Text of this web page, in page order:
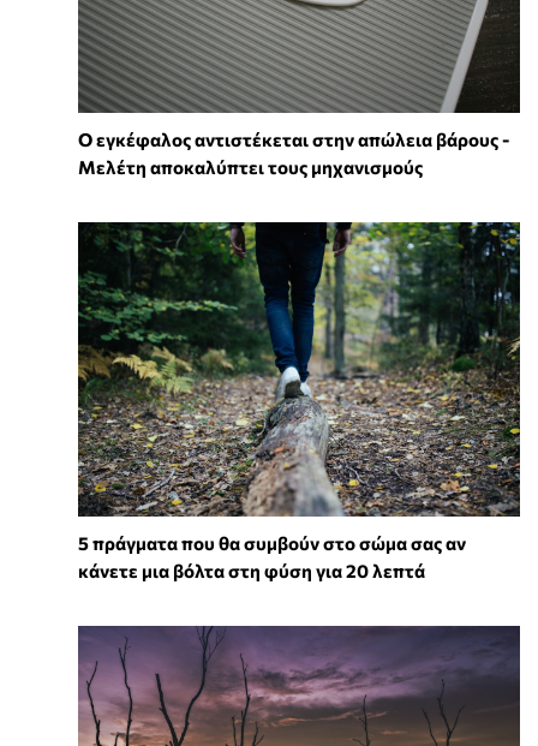
Ο εγκέφαλος αντιστέκεται στην απώλεια βάρους -
Μελέτη αποκαλύπτει τους μηχανισμούς
5 πράγματα που θα συμβούν στο σώμα σας αν
κάνετε μια βόλτα στη φύση για 20 λεπτά